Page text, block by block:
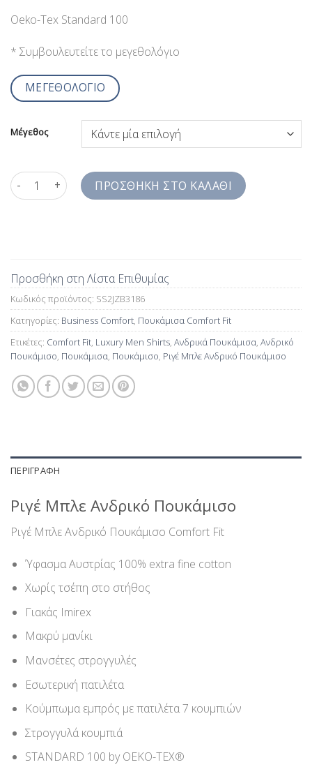
Oeko-Tex Standard 100
* Συμβουλευτείτε το μεγεθολόγιο
ΜΕΓΕΘΟΛΟΓΙΟ
Μέγεθος
Ριγέ Μπλε Ανδρικό Πουκάμισο Comfort Fit SS2JZB3186
ΠΡΟΣΘΉΚΗ ΣΤΟ ΚΑΛΆΘΙ
Προσθήκη στη Λίστα Επιθυμίας
Κωδικός προϊόντος: SS2JZB3186
Κατηγορίες: Business Comfort, Πουκάμισα Comfort Fit
Ετικέτες: Comfort Fit, Luxury Men Shirts, Ανδρικά Πουκάμισα, Ανδρικό
Πουκάμισο, Πουκάμισα, Πουκάμισο, Ριγέ Μπλε Ανδρικό Πουκάμισο
ΠΕΡΙΓΡΑΦΉ
Ριγέ Μπλε Ανδρικό Πουκάμισο
Ριγέ Μπλε Ανδρικό Πουκάμισο Comfort Fit
Ύφασμα Αυστρίας 100% extra fine cotton
Χωρίς τσέπη στο στήθος
Γιακάς Imirex
Μακρύ μανίκι
Μανσέτες στρογγυλές
Εσωτερική πατιλέτα
Κούμπωμα εμπρός με πατιλέτα 7 κουμπιών
Στρογγυλά κουμπιά
STANDARD 100 by OEKO-TEX®